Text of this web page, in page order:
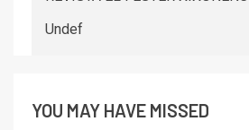
Undef
YOU MAY HAVE MISSED